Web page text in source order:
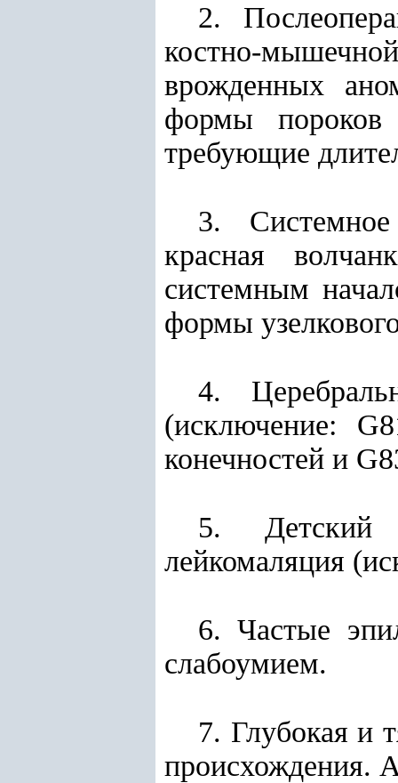
2.
костно-
врожденных
формы пороков
требующие
3. Системное
красная
системным
формы
4.
(исключение:
конечностей и
5. Детский
лейкомаляция
6. Частые
слабоумием.
7. Глубокая и
происхождения.